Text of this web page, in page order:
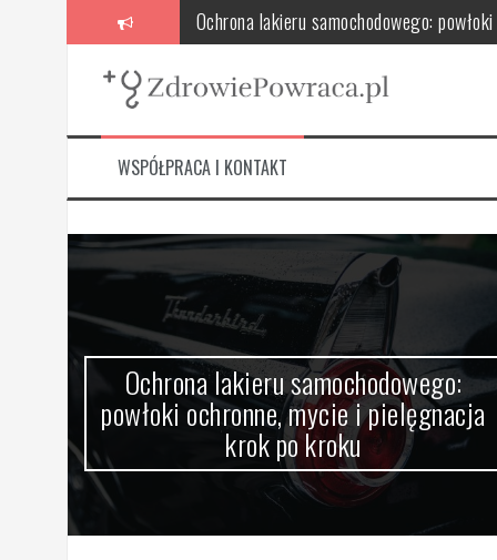
Składniki aktywne w szamponach
Choroba cholera: objawy, leczenie i
Osłabienie mięśni dna miednicy:
WSPÓŁPRACA I KONTAKT
Ochrona lakieru samochodowego:
powłoki ochronne, mycie i pielęgnacja
krok po kroku